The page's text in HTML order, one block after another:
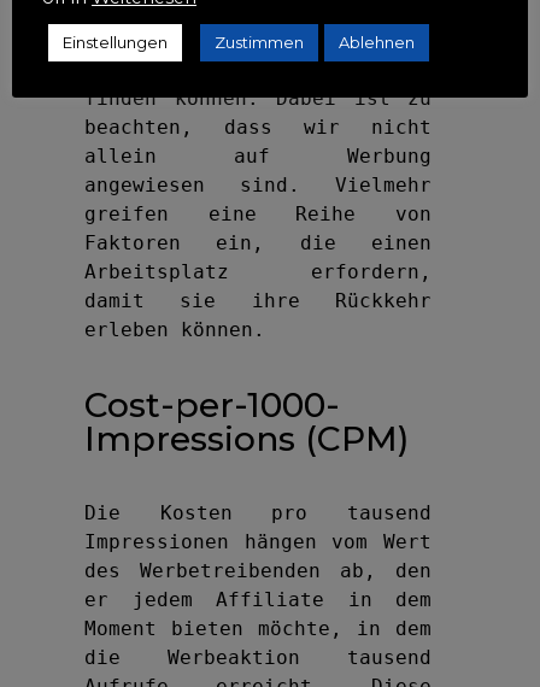
gut zu bearbeiten. Außerdem
zeigen wir die Vorteile auf,
die wir je nach Produkt
finden können. Dabei ist zu
beachten, dass wir nicht
allein auf Werbung
angewiesen sind. Vielmehr
greifen eine Reihe von
Faktoren ein, die einen
Arbeitsplatz erfordern,
damit sie ihre Rückkehr
erleben können.
Cost-per-1000-
Impressions (CPM)
Die Kosten pro tausend
Impressionen hängen vom Wert
des Werbetreibenden ab, den
er jedem Affiliate in dem
Moment bieten möchte, in dem
die Werbeaktion tausend
Einstellungen Zustimmen Ablehnen